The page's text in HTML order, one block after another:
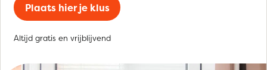
Plaats hier je klus
Altijd gratis en vrijblijvend